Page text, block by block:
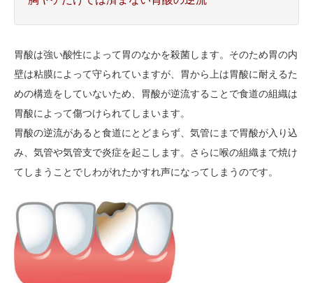
胃酸は強い酸性によって胃のなかを殺菌します。そのため胃の内
壁は粘膜によって守られていますが、胃から上は胃酸に耐えるた
めの構造をしていないため、胃酸が逆流することで食道の組織は
胃酸によって傷つけられてしまいます。
胃酸の逆流があると食道にとどまらず、気管にまで胃酸が入り込
み、気管や気管支で炎症を起こします。さらに喉の組織まで焼け
てしまうことでしわがれたかすれ声になってしまうのです。